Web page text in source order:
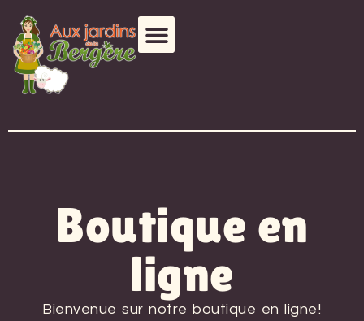
Boutique en
ligne
Bienvenue sur notre boutique en ligne!